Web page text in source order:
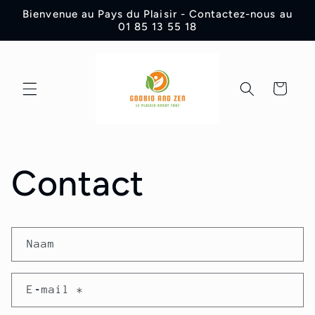
naar de
Bienvenue au Pays du Plaisir - Contactez-nous au
01 85 13 55 18
Winkelwagen
Contact
o
n
t
Naam
E‑mail*